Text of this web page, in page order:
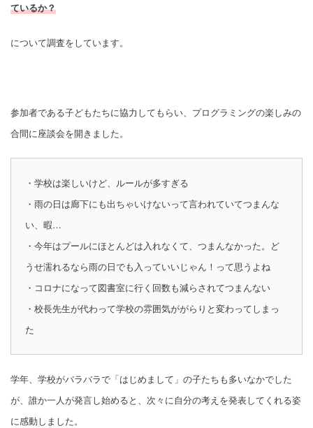
ているか？
について調査をしています。
参加者である子どもたちに協力してもらい、プログラミングの楽しみの
合間に座談会を開きました。
・学校は楽しいけど、ルールが多すぎる
・雨の日は廊下にも出ちゃいけないって言われていてつまんな
い、暇…
・今年はプールにほとんどは入れなくて、つまんなかった。ど
うせ濡れるなら雨の日でも入っていいじゃん！って思うよね
・コロナになって図書室に行く回数も減らされてつまんない
・校長先生が代わって学校の雰囲気ががらりと変わってしまっ
た
学年、学校がバラバラで「はじめまして」の子たちも多いなかでした
が、誰か一人が発言し始めると、次々に自分の考えを発表してくれる姿
に感動しました。